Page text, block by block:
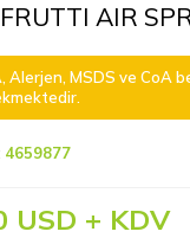
AIR
Alerjen, MSDS ve CoA
4659877
USD + KDV